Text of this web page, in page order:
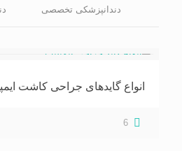
دندانپزشکی تخصصی
انواع گایدهای جراحی کاشت
6